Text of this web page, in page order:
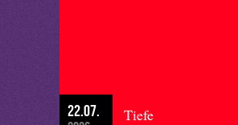
22.07. Tiefe